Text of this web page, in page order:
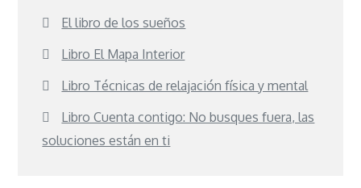
El libro de los sueños
Libro El Mapa Interior
Libro Técnicas de relajación física y mental
Libro Cuenta contigo: No busques fuera, las
soluciones están en ti